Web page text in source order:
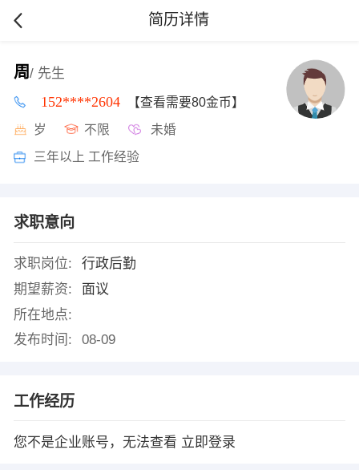
简历详情
周/ 先生
152****2604 【查看需要80金币】
岁 不限 未婚
三年以上 工作经验
求职意向
求职岗位:
行政后勤
期望薪资:
面议
所在地点:
发布时间:
08-09
工作经历
您不是企业账号，无法查看 立即登录